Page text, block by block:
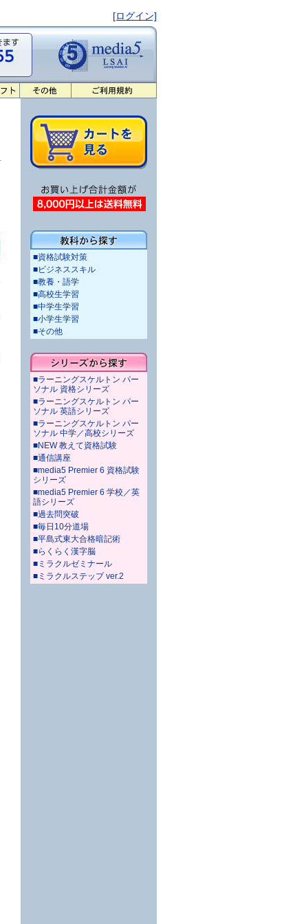
[ログイン]
■資格試験対策
■ビジネススキル
■教養・語学
■高校生学習
■中学生学習
■小学生学習
■その他
■ラーニングスケルトン パー
ソナル 資格シリーズ
■ラーニングスケルトン パー
ソナル 英語シリーズ
■ラーニングスケルトン パー
ソナル 中学／高校シリーズ
■NEW 教えて資格試験
■通信講座
■media5 Premier 6 資格試験
シリーズ
■media5 Premier 6 学校／英
語シリーズ
■過去問突破
■毎日10分道場
■平島式東大合格暗記術
■らくらく漢字脳
■ミラクルゼミナール
■ミラクルステップ ver.2